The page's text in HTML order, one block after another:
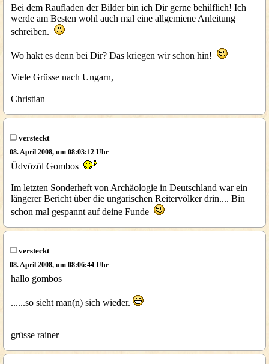
Bei dem Raufladen der Bilder bin ich Dir gerne behilflich! Ich
werde am Besten wohl auch mal eine allgemiene Anleitung
schreiben.
Wo hakt es denn bei Dir? Das kriegen wir schon hin!
Viele Grüsse nach Ungarn,
Christian
versteckt
08. April 2008, um 08:03:12 Uhr
Üdvözöl Gombos
Im letzten Sonderheft von Archäologie in Deutschland war ein
längerer Bericht über die ungarischen Reitervölker drin.... Bin
schon mal gespannt auf deine Funde
versteckt
08. April 2008, um 08:06:44 Uhr
hallo gombos
......so sieht man(n) sich wieder.
grüsse rainer